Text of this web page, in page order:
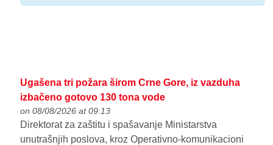
Ugašena tri požara širom Crne Gore, iz vazduha
izbačeno gotovo 130 tona vode
on 08/08/2026 at 09:13
Direktorat za zaštitu i spašavanje Ministarstva
unutrašnjih poslova, kroz Operativno-komunikacioni